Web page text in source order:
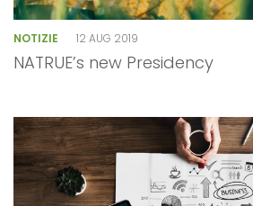
NOTIZIE 12 AUG 2019
NATRUE’s new Presidency